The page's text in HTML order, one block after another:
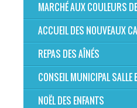
MARCHÉ AUX COULEURS
ACCUEIL DES NOUVEAUX
REPAS DES AÎNÉS
CONSEIL MUNICIPAL SALLE
NOËL DES ENFANTS